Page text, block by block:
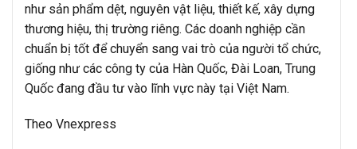
như sản phẩm dệt, nguyên vật liệu, thiết kế, xây dựng
thương hiệu, thị trường riêng. Các doanh nghiệp cần
chuẩn bị tốt để chuyển sang vai trò của người tổ chức,
giống như các công ty của Hàn Quốc, Đài Loan, Trung
Quốc đang đầu tư vào lĩnh vực này tại Việt Nam.
Theo Vnexpress